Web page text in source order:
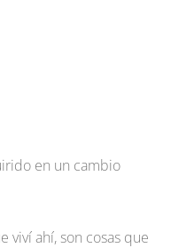
en un cambio
viví ahí, son cosas que